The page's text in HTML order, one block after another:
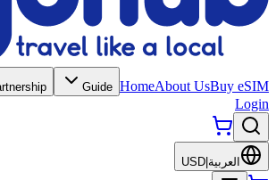
HomeAbout UsBuy eSIM
Guide
Login
العربية USD